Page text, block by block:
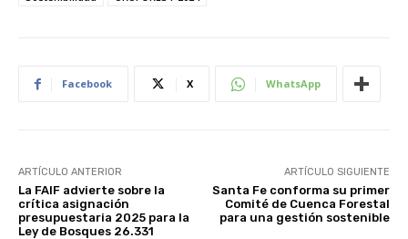
Facebook X WhatsApp
ARTÍCULO ANTERIOR
La FAIF advierte sobre la
crítica asignación
presupuestaria 2025 para la
Ley de Bosques 26.331
ARTÍCULO SIGUIENTE
Santa Fe conforma su primer
Comité de Cuenca Forestal
para una gestión sostenible